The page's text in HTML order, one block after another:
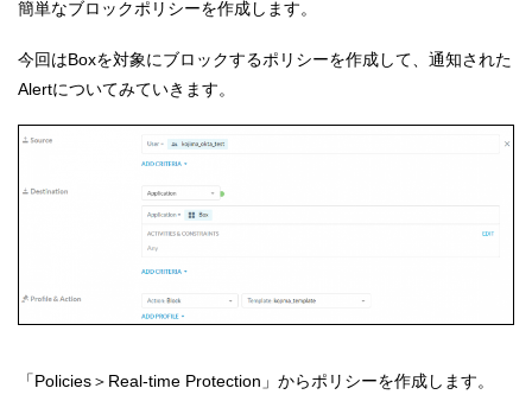
簡単なブロックポリシーを作成します。
今回はBoxを対象にブロックするポリシーを作成して、通知された
Alertについてみていきます。
「Policies＞Real-time Protection」からポリシーを作成します。